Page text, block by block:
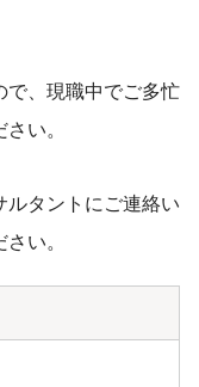
で、現職中でご多忙
い。
ルタントにご連絡い
い。